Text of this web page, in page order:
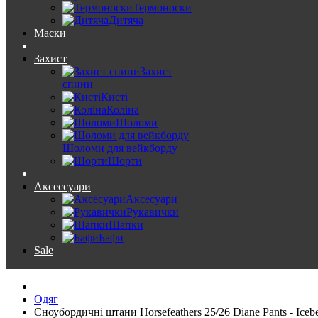
Термоноски
Дитяча
Маски
Захист
Захист
спини
Кисті
Коліна
Шоломи
Шоломи для вейкборду
Шорти
Аксессуари
Аксесуари
Рукавички
Шапки
Бафи
Sale
Одяг
Сноубордичні штани Horsefeathers 25/26 Diane Pants -